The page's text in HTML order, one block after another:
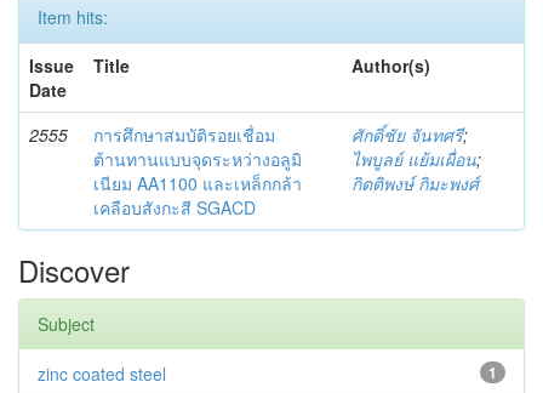
Item hits:
Issue
Date
Title Author(s)
2555
การศึกษาสมบัติรอยเชื่อม
ต้านทานแบบจุดระหว่างอลูมิ
เนียม AA1100 และเหล็กกล้า
เคลือบสังกะสี SGACD
ศักดิ์ชัย จันทศรี;
ไพบูลย์ แย้มเผื่อน;
กิตติพงษ์ กิมะพงศ์
Discover
Subject
1
zinc coated steel